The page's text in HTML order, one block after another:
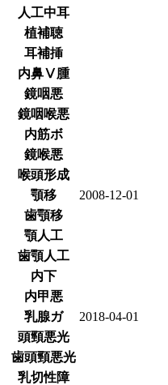
人工中耳
植補聴
耳補挿
内鼻Ⅴ腫
鏡咽悪
鏡咽喉悪
内筋ボ
鏡喉悪
喉頭形成
顎移
2008-12-01
歯顎移
顎人工
歯顎人工
内下
内甲悪
乳腺ガ
2018-04-01
頭頸悪光
歯頭頸悪光
乳切性障